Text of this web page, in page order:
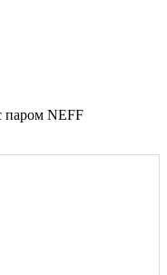
паром NEFF